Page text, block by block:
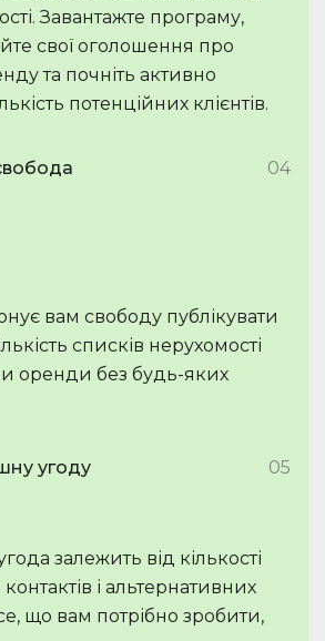
Завантажте програму,
свої оголошення про
та почніть активно
потенційних клієнтів.
04
вам свободу публікувати
списків нерухомості
оренди без будь-яких
угоду 05
залежить від кількості
і альтернативних
що вам потрібно зробити,